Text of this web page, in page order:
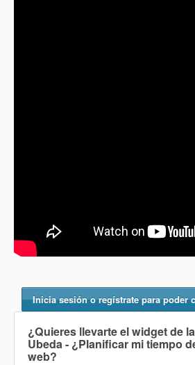
Inicia sesión o regístrate para poder
¿Quieres llevarte el widget de
Ubeda - ¿Planificar mi tiempo
web?